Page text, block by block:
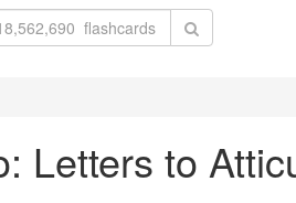
Letters to